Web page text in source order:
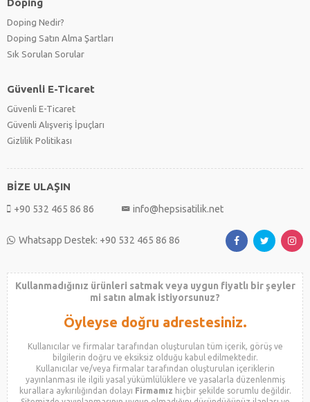
Doping
Doping Nedir?
Doping Satın Alma Şartları
Sık Sorulan Sorular
Güvenli E-Ticaret
Güvenli E-Ticaret
Güvenli Alışveriş İpuçları
Gizlilik Politikası
BİZE ULAŞIN
+90 532 465 86 86 info@hepsisatilik.net
Whatsapp Destek: +90 532 465 86 86
Kullanmadığınız ürünleri satmak veya uygun fiyatlı bir şeyler
mi satın almak istiyorsunuz?
Öyleyse doğru adrestesiniz.
Kullanıcılar ve firmalar tarafından oluşturulan tüm içerik, görüş ve
bilgilerin doğru ve eksiksiz olduğu kabul edilmektedir.
Kullanıcılar ve/veya firmalar tarafından oluşturulan içeriklerin
yayınlanması ile ilgili yasal yükümlülüklere ve yasalarla düzenlenmiş
kurallara aykırılığından dolayı Firmamız hiçbir şekilde sorumlu değildir.